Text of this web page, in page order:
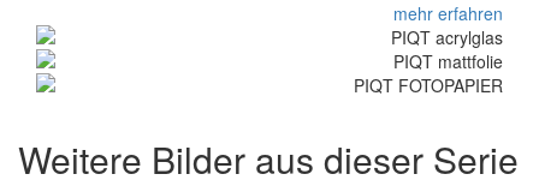
mehr erfahren
Weitere Bilder aus dieser Serie